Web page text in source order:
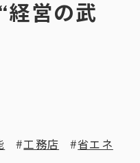
営の武
工務店 省エネ